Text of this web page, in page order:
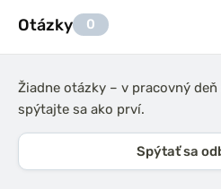
Otázky 0
Žiadne otázky – v pracovný
spýtajte sa ako prví.
Spýtať sa